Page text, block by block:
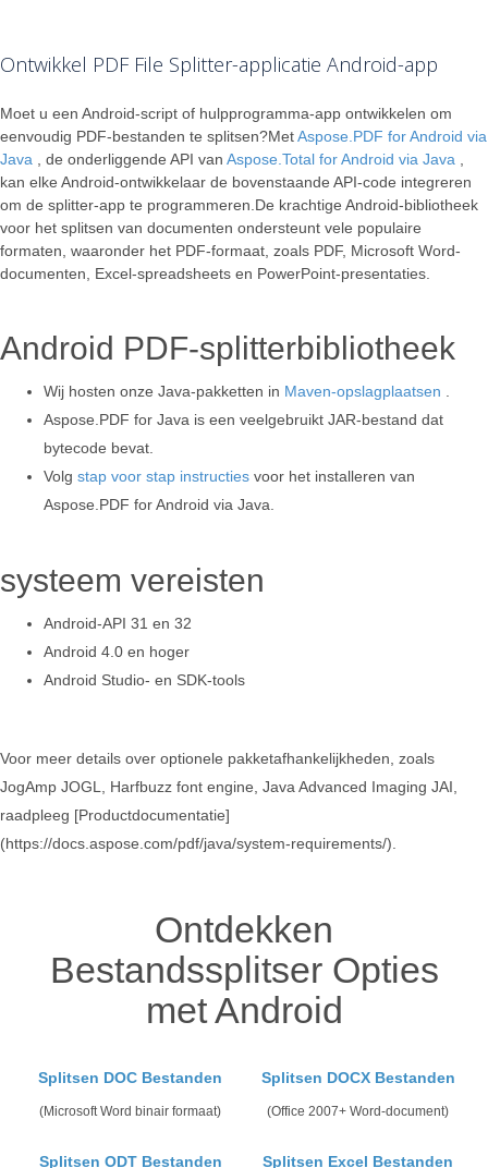
Ontwikkel PDF File Splitter-applicatie Android-app
Moet u een Android-script of hulpprogramma-app ontwikkelen om
eenvoudig PDF-bestanden te splitsen?MetAspose.PDF for Android via
Java , de onderliggende API van Aspose.Total for Android via Java
kan elke Android-ontwikkelaar de bovenstaande API-code integreren
om de splitter-app te programmeren.De krachtige Android-bibliotheek
voor het splitsen van documenten ondersteunt vele populaire
formaten, waaronder het PDF-formaat, zoals PDF, Microsoft Word-
documenten, Excel-spreadsheets en PowerPoint-presentaties.
Android PDF-splitterbibliotheek
Wij hosten onze Java-pakketten in Maven-opslagplaatsen
Aspose.PDF for Java is een veelgebruikt JAR-bestand dat
bytecode bevat.
Volg stap voor stap instructies voor het installeren van
Aspose.PDF for Android via Java.
systeem vereisten
Android-API 31 en 32
Android 4.0 en hoger
Android Studio- en SDK-tools
Voor meer details over optionele pakketafhankelijkheden, zoals
JogAmp JOGL, Harfbuzz font engine, Java Advanced Imaging JAI,
raadpleeg [Productdocumentatie]
(https://docs.aspose.com/pdf/java/system-requirements/).
Ontdekken
Bestandssplitser Opties
met Android
Splitsen DOC Bestanden
(Microsoft Word binair formaat)
Splitsen DOCX Bestanden
(Office 2007+ Word-document)
Splitsen ODT Bestanden Splitsen Excel Bestanden